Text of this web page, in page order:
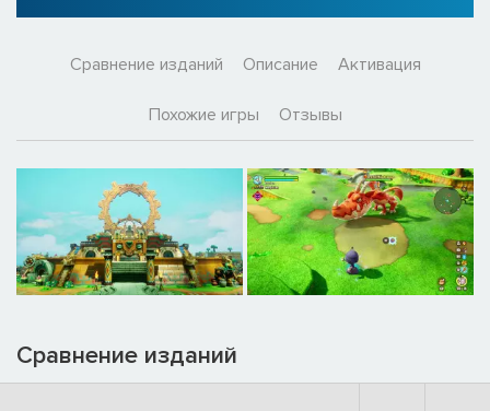
Сравнение изданий Описание Активация
Похожие игры Отзывы
Сравнение изданий